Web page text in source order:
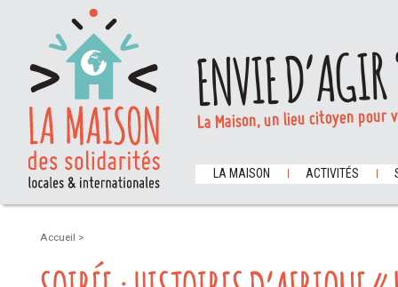
ENVIE
La Maison, un lieu citoyen
LA MAISON ACTIVITÉS
Accueil >